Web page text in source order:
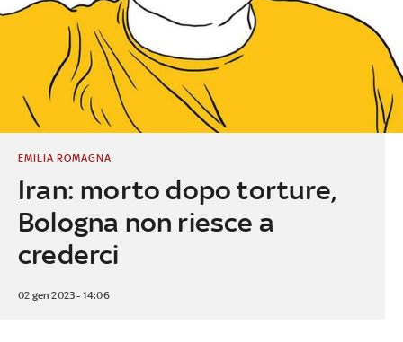
Iran: morto dopo torture,
Bologna non riesce a
crederci
EMILIA ROMAGNA
02 gen 2023 - 14:06